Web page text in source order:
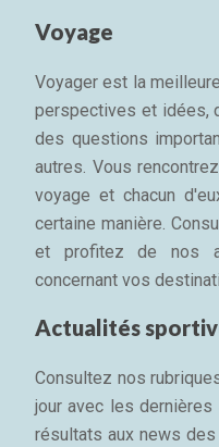
Voyage
Voyager est la
perspectives et idées,
des questions
autres. Vous
voyage et chacun
certaine manière.
et profitez de nos
concernant vos
Actualités
Consultez nos
jour avec les
résultats aux news